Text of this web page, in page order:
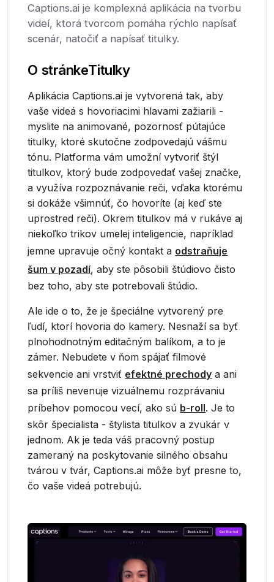
Captions.ai je komplexná aplikácia na tvorbu
videí, ktorá tvorcom pomáha rýchlo napísať
scenár, natočiť a napísať titulky.
O stránkeTitulky
Aplikácia Captions.ai je vytvorená tak, aby
vaše videá s hovoriacimi hlavami zažiarili -
myslite na animované, pozornosť pútajúce
titulky, ktoré skutočne zodpovedajú vášmu
tónu. Platforma vám umožní vytvoriť štýl
titulkov, ktorý bude zodpovedať vašej značke,
a využíva rozpoznávanie reči, vďaka ktorému
si dokáže všimnúť, čo hovoríte (aj keď ste
uprostred reči). Okrem titulkov má v rukáve aj
niekoľko trikov umelej inteligencie, napríklad
jemne upravuje očný kontakt a odstraňuje
šum v pozadí, aby ste pôsobili štúdiovo čisto
bez toho, aby ste potrebovali štúdio.
Ale ide o to, že je špeciálne vytvorený pre
ľudí, ktorí hovoria do kamery. Nesnaží sa byť
plnohodnotným editačným balíkom, a to je
zámer. Nebudete v ňom spájať filmové
sekvencie ani vrstviť efektné prechody a ani
sa príliš nevenuje vizuálnemu rozprávaniu
príbehov pomocou vecí, ako sú b-roll. Je to
skôr špecialista - štylista titulkov a zvukár v
jednom. Ak je teda váš pracovný postup
zameraný na poskytovanie silného obsahu
tvárou v tvár, Captions.ai môže byť presne to,
čo vaše videá potrebujú.